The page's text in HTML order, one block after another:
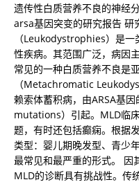
遗传性白质营养不良的神
arsa基因突变的研究报告 研
（Leukodystrophies）是
性疾病。其范围广泛，病因
常见的一种白质营养不良是
（Metachromatic
赖索体蓄积病，由ARSA基
mutations）引起。MLD临
题，有时还包括癫痫。根据
类型：婴儿期晚发型、青少
最常见和最严重的形式。 因
MLD的诊断具有挑战性。传